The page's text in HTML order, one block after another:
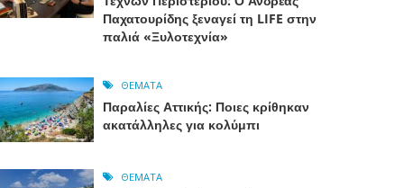
Παχατουρίδης ξεναγεί τη LIFE στην
παλιά «Ξυλοτεχνία»
ΘΈΜΑΤΑ
Παραλίες Αττικής: Ποιες κρίθηκαν
ακατάλληλες για κολύμπι
ΘΈΜΑΤΑ